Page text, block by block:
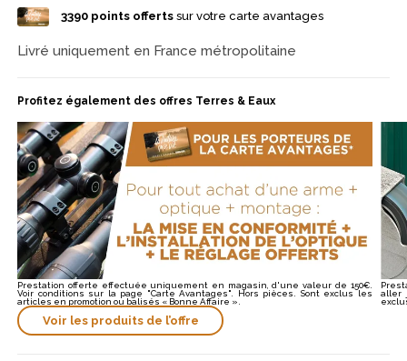
le grand gibier en battue. Durabilité : Matériaux robustes
garantissant une longue durée de vie. Design Raffiné : Un
esthétisme qui allie tradition et modernité.
3390points offertssur votre carte avantages
Livré uniquement en France métropolitaine
Profitez également des offres Terres & Eaux
Prestation offerte effectuée uniquement en magasin, d'une valeur de 150€.
Voir conditions sur la page "Carte Avantages". Hors pièces. Sont exclus les
articles en promotion ou balisés « Bonne Affaire ».
Voir les produits de l’offre
aller